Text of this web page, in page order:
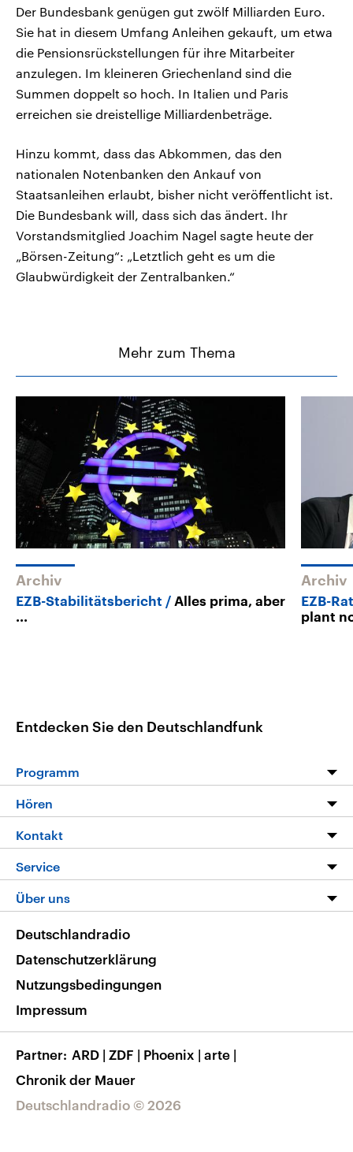
Der Bundesbank genügen gut zwölf Milliarden Euro.
Sie hat in diesem Umfang Anleihen gekauft, um etwa
die Pensionsrückstellungen für ihre Mitarbeiter
anzulegen. Im kleineren Griechenland sind die
Summen doppelt so hoch. In Italien und Paris
erreichen sie dreistellige Milliardenbeträge.
Hinzu kommt, dass das Abkommen, das den
nationalen Notenbanken den Ankauf von
Staatsanleihen erlaubt, bisher nicht veröffentlicht ist.
Die Bundesbank will, dass sich das ändert. Ihr
Vorstandsmitglied Joachim Nagel sagte heute der
„Börsen-Zeitung“: „Letztlich geht es um die
Glaubwürdigkeit der Zentralbanken.“
Mehr zum Thema
Archiv
EZB-Stabilitätsbericht
Alles prima, aber
...
Archiv
EZB-
plant
Entdecken Sie den Deutschlandfunk
Programm
Programm
Die Nachrichten
Nachrichtenleicht
Neue Beiträge auf dlf.de
Hören
Livestream
Podcasts
Deutschlandfunk App
Nachrichten App
Frequenzen
Kontakt
Hörerservice
Service
FAQ
Veranstaltungen
Musikliste
RSS
Über uns
Barrierefreiheit
Deutschlandradio © 2026
Deutschlandradio
Datenschutzerklärung
Nutzungsbedingungen
Impressum
Partner ARD | ZDF | Phoenix | arte |
Chronik der Mauer